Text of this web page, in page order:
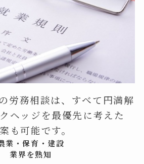
労務相談は、すべて円満解
ヘッジを最優先に考えた
も可能です。
業・保育・建設
業界を熟知